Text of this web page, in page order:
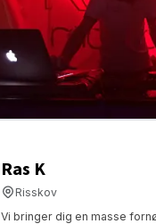
Ras K
Risskov
Vi bringer dig en masse